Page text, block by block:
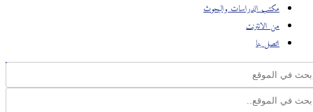
مكتب الدراسات والبحوث
من الانترنت
اتصل بنا